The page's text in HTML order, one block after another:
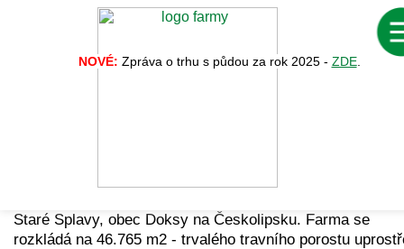
NOVÉ: Zpráva o trhu s půdou za rok 2025 - ZDE.
Staré Splavy, obec Doksy na Českolipsku. Farma se
rozkládá na 46.765 m2 - trvalého travního porostu